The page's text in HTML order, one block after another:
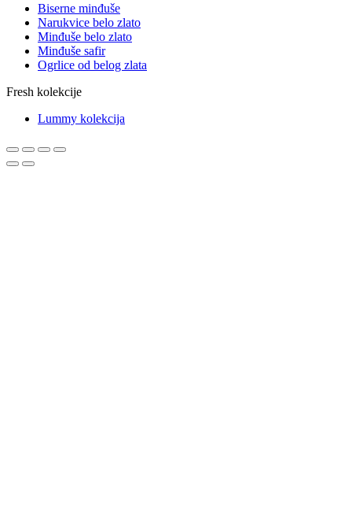
Biserne minđuše
Narukvice belo zlato
Minđuše belo zlato
Minđuše safir
Ogrlice od belog zlata
Fresh kolekcije
Lummy kolekcija